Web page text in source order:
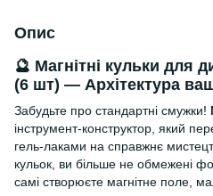
Опис
🔮 Магнітні кульки для
(6 шт) — Архітектура
Забудьте про стандартні смужки!
інструмент-конструктор, який
гель-лаками на справжнє
кульок, ви більше не обмежені
самі створюєте магнітне поле,